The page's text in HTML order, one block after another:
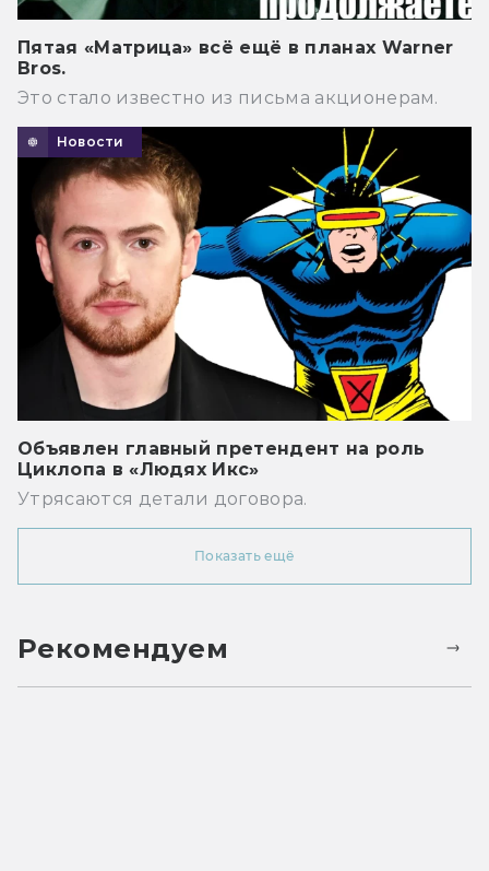
Пятая «Матрица» всё ещё в планах Warner
Bros.
Это стало известно из письма акционерам.
Новости
Объявлен главный претендент на роль
Циклопа в «Людях Икс»
Утрясаются детали договора.
Показать ещё
Рекомендуем